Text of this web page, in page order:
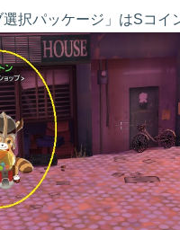
択パッケージ」はSコイ